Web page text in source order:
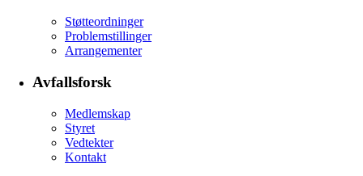
Støtteordninger
Problemstillinger
Arrangementer
Avfallsforsk
Medlemskap
Styret
Vedtekter
Kontakt